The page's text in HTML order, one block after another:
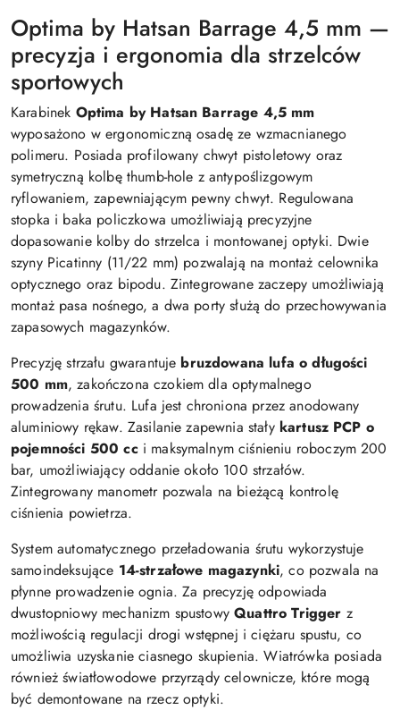
Optima by Hatsan Barrage 4,5 mm —
precyzja i ergonomia dla strzelców
sportowych
Karabinek Optima by Hatsan Barrage 4,5 mm
wyposażono w ergonomiczną osadę ze wzmacnianego
polimeru. Posiada profilowany chwyt pistoletowy oraz
symetryczną kolbę thumb-hole z antypoślizgowym
ryflowaniem, zapewniającym pewny chwyt. Regulowana
stopka i baka policzkowa umożliwiają precyzyjne
dopasowanie kolby do strzelca i montowanej optyki. Dwie
szyny Picatinny (11/22 mm) pozwalają na montaż celownika
optycznego oraz bipodu. Zintegrowane zaczepy umożliwiają
montaż pasa nośnego, a dwa porty służą do przechowywania
zapasowych magazynków.
Precyzję strzału gwarantuje bruzdowana lufa o długości
500 mm, zakończona czokiem dla optymalnego
prowadzenia śrutu. Lufa jest chroniona przez anodowany
aluminiowy rękaw. Zasilanie zapewnia stały kartusz PCP o
pojemności 500 cci maksymalnym ciśnieniu roboczym 200
bar, umożliwiający oddanie około 100 strzałów.
Zintegrowany manometr pozwala na bieżącą kontrolę
ciśnienia powietrza.
System automatycznego przeładowania śrutu wykorzystuje
samoindeksujące 14-strzałowe magazynki, co pozwala na
płynne prowadzenie ognia. Za precyzję odpowiada
dwustopniowy mechanizm spustowyQuattro Trigger z
możliwością regulacji drogi wstępnej i ciężaru spustu, co
umożliwia uzyskanie ciasnego skupienia. Wiatrówka posiada
również światłowodowe przyrządy celownicze, które mogą
być demontowane na rzecz optyki.